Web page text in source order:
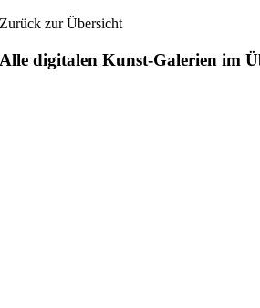
Zurück zur Übersicht
Alle digitalen Kunst-Galerien im